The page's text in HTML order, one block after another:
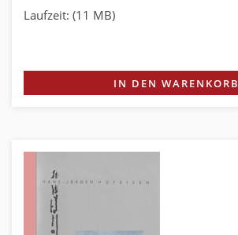
Laufzeit: (11 MB)
IN DEN WARENKORB